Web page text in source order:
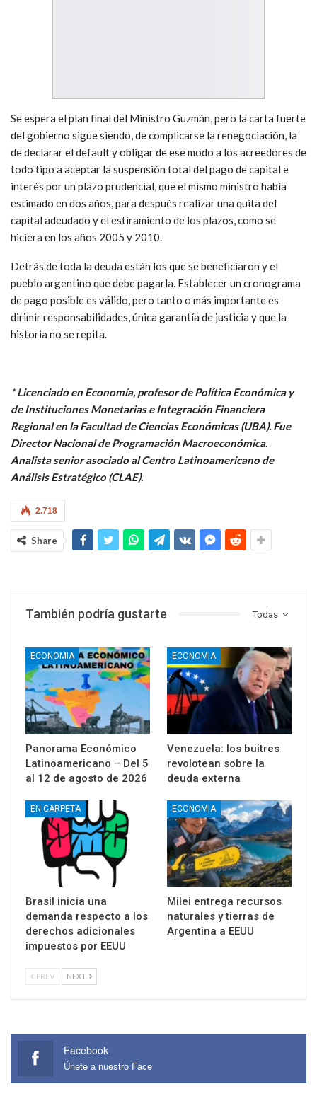
Se espera el plan final del Ministro Guzmán, pero la carta fuerte
del gobierno sigue siendo, de complicarse la renegociación, la
de declarar el default y obligar de ese modo a los acreedores de
todo tipo a aceptar la suspensión total del pago de capital e
interés por un plazo prudencial, que el mismo ministro había
estimado en dos años, para después realizar una quita del
capital adeudado y el estiramiento de los plazos, como se
hiciera en los años 2005 y 2010.
Detrás de toda la deuda están los que se beneficiaron y el
pueblo argentino que debe pagarla. Establecer un cronograma
de pago posible es válido, pero tanto o más importante es
dirimir responsabilidades, única garantía de justicia y que la
historia no se repita.
*Licenciado en Economía, profesor de Política Económica y
de Instituciones Monetarias e Integración Financiera
Regional en la Facultad de Ciencias Económicas (UBA). Fue
Director Nacional de Programación Macroeconómica.
Analista senior asociado al Centro Latinoamericano de
Análisis Estratégico (CLAE).
2.718
Share
Todas
También podría gustarte
ECONOMIA
Panorama Económico
Latinoamericano – Del 5
al 12 de agosto de 2026
ECONOMIA
Venezuela: los buitres
revolotean sobre la
deuda externa
EN CARPETA
Brasil inicia una
demanda respecto a los
derechos adicionales
impuestos por EEUU
ECONOMIA
Milei entrega recursos
naturales y tierras de
Argentina a EEUU
PREV NEXT
Facebook
Únete a nuestro Face